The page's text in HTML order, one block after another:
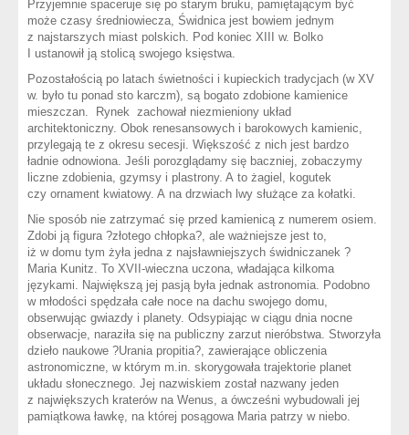
Przyjemnie spaceruje się po starym bruku, pamiętającym być
może czasy średniowiecza, Świdnica jest bowiem jednym
z najstarszych miast polskich. Pod koniec XIII w. Bolko
I ustanowił ją stolicą swojego księstwa.
Pozostałością po latach świetności i kupieckich tradycjach (w XV
w. było tu ponad sto karczm), są bogato zdobione kamienice
mieszczan. Rynek zachował niezmieniony układ
architektoniczny. Obok renesansowych i barokowych kamienic,
przylegają te z okresu secesji. Większość z nich jest bardzo
ładnie odnowiona. Jeśli porozglądamy się baczniej, zobaczymy
liczne zdobienia, gzymsy i plastrony. A to żagiel, kogutek
czy ornament kwiatowy. A na drzwiach lwy służące za kołatki.
Nie sposób nie zatrzymać się przed kamienicą z numerem osiem.
Zdobi ją figura ?złotego chłopka?, ale ważniejsze jest to,
iż w domu tym żyła jedna z najsławniejszych świdniczanek ?
Maria Kunitz. To XVII-wieczna uczona, władająca kilkoma
językami. Największą jej pasją była jednak astronomia. Podobno
w młodości spędzała całe noce na dachu swojego domu,
obserwując gwiazdy i planety. Odsypiając w ciągu dnia nocne
obserwacje, naraziła się na publiczny zarzut nieróbstwa. Stworzyła
dzieło naukowe ?Urania propitia?, zawierające obliczenia
astronomiczne, w którym m.in. skorygowała trajektorie planet
układu słonecznego. Jej nazwiskiem został nazwany jeden
z największych kraterów na Wenus, a ówcześni wybudowali jej
pamiątkowa ławkę, na której posągowa Maria patrzy w niebo.